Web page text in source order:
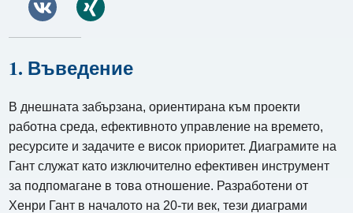
1. Въведение
В днешната забързана, ориентирана към проекти
работна среда, ефективното управление на времето,
ресурсите и задачите е висок приоритет. Диаграмите на
Гант служат като изключително ефективен инструмент
за подпомагане в това отношение. Разработени от
Хенри Гант в началото на 20-ти век, тези диаграми